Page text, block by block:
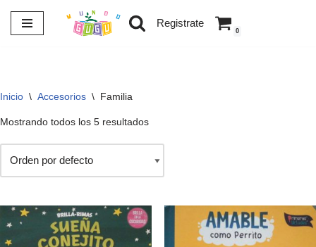
Saltar
Registrate
0
Inicio \ Accesorios \ Familia
Mostrando todos los 5 resultados